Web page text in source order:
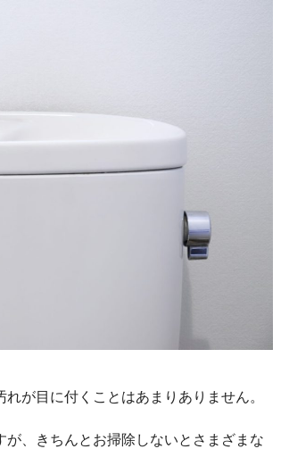
が目に付くことはあまりありません。
、きちんとお掃除しないとさまざまな